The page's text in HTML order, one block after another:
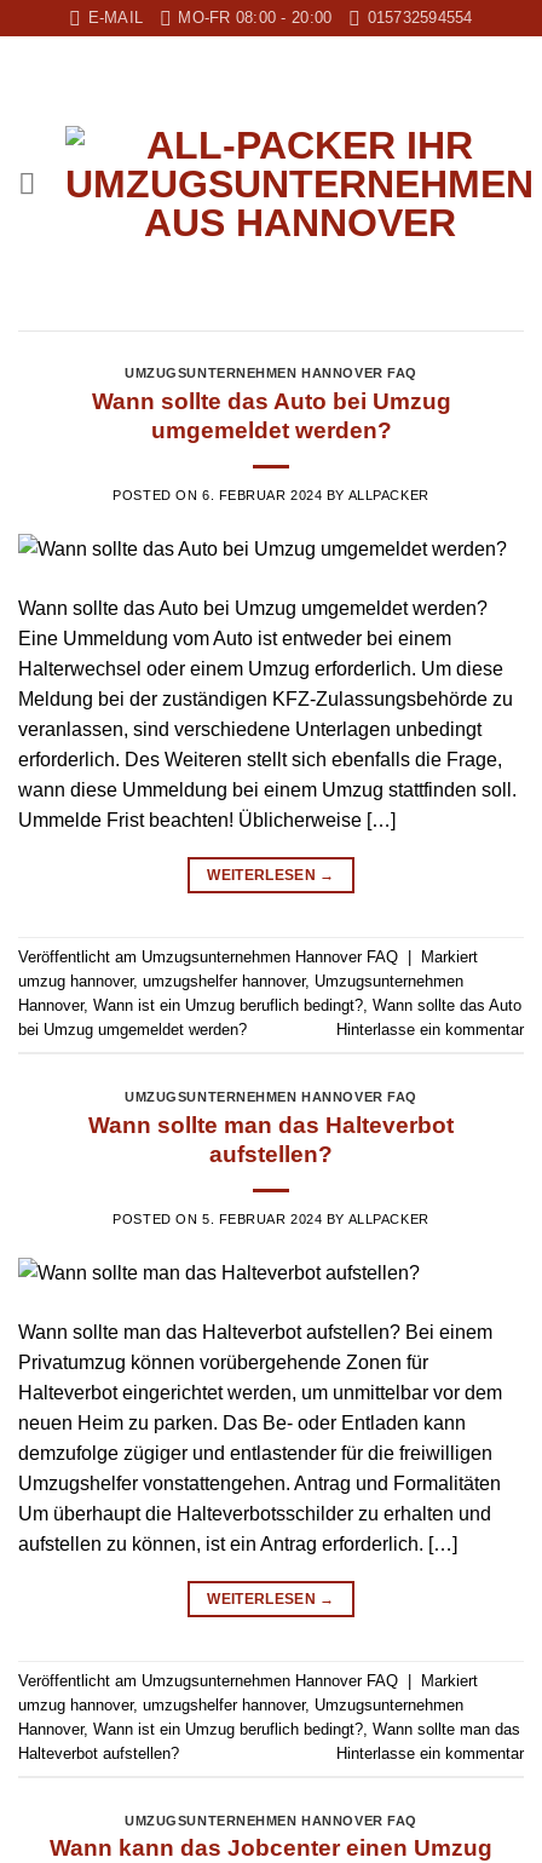
E-MAIL MO-FR 08:00 - 20:00 015732594554
UMZUGSUNTERNEHMEN HANNOVER FAQ
Wann sollte das Auto bei Umzug
umgemeldet werden?
POSTED ON 6. FEBRUAR 2024 BY ALLPACKER
Wann sollte das Auto bei Umzug umgemeldet werden?
Eine Ummeldung vom Auto ist entweder bei einem
Halterwechsel oder einem Umzug erforderlich. Um diese
Meldung bei der zuständigen KFZ-Zulassungsbehörde zu
veranlassen, sind verschiedene Unterlagen unbedingt
erforderlich. Des Weiteren stellt sich ebenfalls die Frage,
wann diese Ummeldung bei einem Umzug stattfinden soll.
Ummelde Frist beachten! Üblicherweise […]
WEITERLESEN →
Veröffentlicht am Umzugsunternehmen Hannover FAQ
Markiert
umzug hannover, umzugshelfer hannover, Umzugsunternehmen
Hannover, Wann ist ein Umzug beruflich bedingt?, Wann sollte das Auto
bei Umzug umgemeldet werden?
Hinterlasse ein kommentar
UMZUGSUNTERNEHMEN HANNOVER FAQ
Wann sollte man das Halteverbot
aufstellen?
POSTED ON 5. FEBRUAR 2024 BY ALLPACKER
Wann sollte man das Halteverbot aufstellen? Bei einem
Privatumzug können vorübergehende Zonen für
Halteverbot eingerichtet werden, um unmittelbar vor dem
neuen Heim zu parken. Das Be- oder Entladen kann
demzufolge zügiger und entlastender für die freiwilligen
Umzugshelfer vonstattengehen. Antrag und Formalitäten
Um überhaupt die Halteverbotsschilder zu erhalten und
aufstellen zu können, ist ein Antrag erforderlich. […]
WEITERLESEN →
Veröffentlicht am Umzugsunternehmen Hannover FAQ
Markiert
umzug hannover, umzugshelfer hannover, Umzugsunternehmen
Hannover, Wann ist ein Umzug beruflich bedingt?, Wann sollte man das
Halteverbot aufstellen?
Hinterlasse ein kommentar
UMZUGSUNTERNEHMEN HANNOVER FAQ
Wann kann das Jobcenter einen Umzug